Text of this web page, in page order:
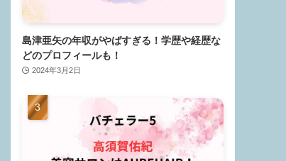
島津亜矢の年収がやばすぎる！学歴や経歴な
どのプロフィールも！
2024年3月2日